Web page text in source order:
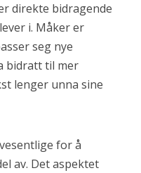
direkte bidragende
i. Måker er
seg nye
bidratt til mer
lenger unna sine
for å
av. Det aspektet